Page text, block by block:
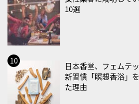
2026/09/03(木)
・がん征圧月間
・世界アルツハイマー月間
・健康増進普及月間
・歯ヂカラ探究月間
・職場の健康診断実施強化月間
・秋の睡眠の日
10選
日本香堂、フェムテ
新習慣「瞑想香浴」
た理由